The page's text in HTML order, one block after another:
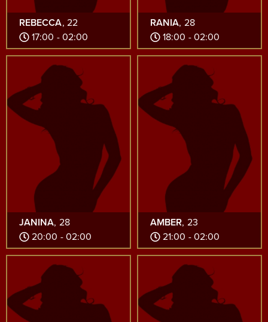
REBECCA, 22
17:00 - 02:00
RANIA, 28
18:00 - 02:00
JANINA, 28
20:00 - 02:00
AMBER, 23
21:00 - 02:00